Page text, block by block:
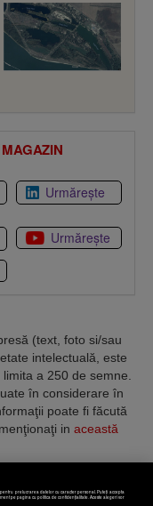
Urmărește
Urmărește
(text, foto si/sau
intelectuală, este
a 250 de semne.
în considerare în
poate fi făcută
in această
pentru prelucrarea datelor cu caracter personal. Puteți accepta
pe pagina cu politica de confidențialitate. Aceste alegeri vor